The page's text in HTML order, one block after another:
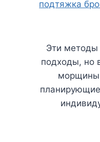
подтяжка
Эти методы
подходы, но
морщины